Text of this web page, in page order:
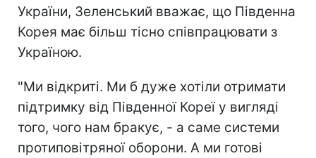
України, Зеленський вважає, що Південна
Корея має більш тісно співпрацювати з
Україною.
"Ми відкриті. Ми б дуже хотіли отримати
підтримку від Південної Кореї у вигляді
того, чого нам бракує, - а саме системи
протиповітряної оборони. А ми готові